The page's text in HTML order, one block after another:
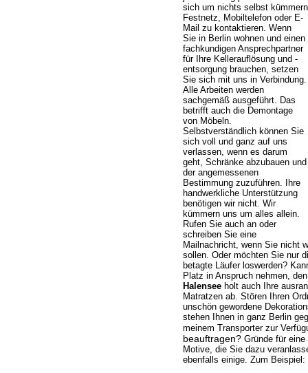
sich um nichts selbst
Festnetz, Mobiltelefon oder E-
Mail zu kontaktieren. Wenn
Sie in Berlin wohnen und einen
fachkundigen Ansprechpartner
für Ihre Kellerauflösung und -
entsorgung brauchen, setzen
Sie sich mit uns in Verbindung.
Alle Arbeiten werden
sachgemäß ausgeführt. Das
betrifft auch die Demontage
von Möbeln.
Selbstverständlich können Sie
sich voll und ganz auf uns
verlassen, wenn es darum
geht, Schränke abzubauen und
der angemessenen
Bestimmung zuzuführen. Ihre
handwerkliche Unterstützung
benötigen wir nicht. Wir
kümmern uns um alles allein.
Rufen Sie auch an oder
schreiben Sie eine
Mailnachricht, wenn Sie nicht
sollen. Oder möchten Sie nur
betagte Läufer loswerden?
Platz in Anspruch nehmen,
Halensee holt auch Ihre
Matratzen ab. Stören Ihren
unschön gewordene
stehen Ihnen in ganz Berlin
meinem Transporter zur
beauftragen? Gründe für
Motive, die Sie dazu
ebenfalls einige. Zum Beispiel: